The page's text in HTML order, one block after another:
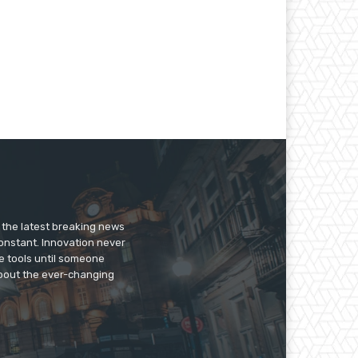
latest breaking news
Innovation never
tools until someone
the ever-changing